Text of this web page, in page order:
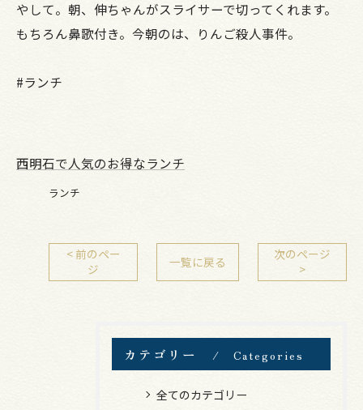
やして。朝、伸ちゃんがスライサーで切ってくれます。
もちろん鼻歌付き。今朝のは、りんご殺人事件。
#ランチ
西明石で人気のお得なランチ
ランチ
< 前のペー
ジ
一覧に戻る
次のページ
>
カテゴリー Categories
全てのカテゴリー